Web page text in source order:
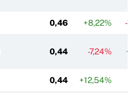
0,46 +8,22% -
0,44 -7,24%
0,44 +12,54%